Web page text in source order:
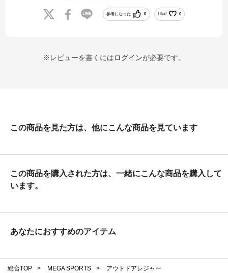
参考になった 0 Like! 0
※レビューを書くにはログインが必要です。
この商品を見た方は、他にこんな商品を見ています
この商品を購入された方は、一緒にこんな商品を購入して
います。
あなたにおすすめのアイテム
総合TOP > MEGA SPORTS >
アウトドアレジャー